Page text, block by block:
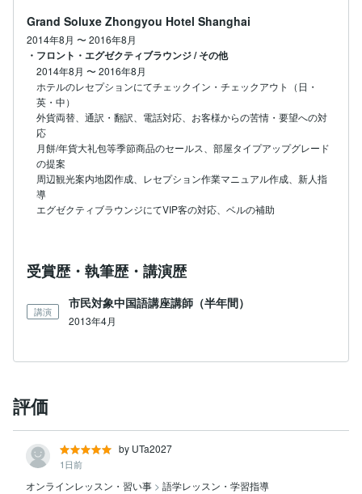
Grand Soluxe Zhongyou Hotel Shanghai
2014年8月 〜2016年8月
・フロント・エグゼクティブラウンジ / その他
2014年8月 〜2016年8月
ホテルのレセプションにてチェックイン・チェックアウト（日・
英・中）
外貨両替、通訳・翻訳、電話対応、お客様からの苦情・要望への対
応
月餅/年貨大礼包等季節商品のセールス、部屋タイプアップグレード
の提案
周辺観光案内地図作成、レセプション作業マニュアル作成、新人指
導
受賞歴・執筆歴・講演歴
講演
市民対象中国語講座講師（半年間）
2013年4月
評価
by UTa2027
1日前
オンラインレッスン・習い事 > 語学レッスン・学習指導